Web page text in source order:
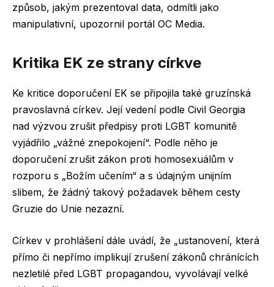
způsob, jakým prezentoval data, odmítli jako
manipulativní, upozornil portál OC Media.
Kritika EK ze strany církve
Ke kritice doporučení EK se připojila také gruzínská
pravoslavná církev. Její vedení podle Civil Georgia
nad výzvou zrušit předpisy proti LGBT komunitě
vyjádřilo „vážné znepokojení“. Podle něho je
doporučení zrušit zákon proti homosexuálům v
rozporu s „Božím učením“ a s údajným unijním
slibem, že žádný takový požadavek během cesty
Gruzie do Unie nezazní.
Církev v prohlášení dále uvádí, že „ustanovení, která
přímo či nepřímo implikují zrušení zákonů chránících
nezletilé před LGBT propagandou, vyvolávají velké